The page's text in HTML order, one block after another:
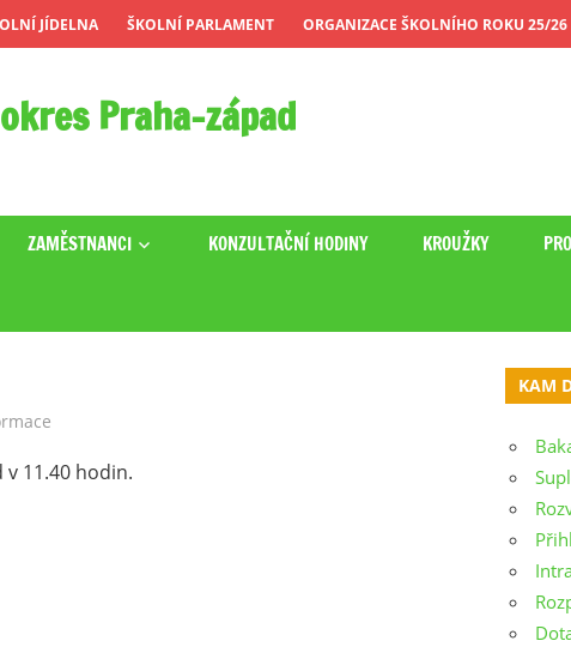
JÍDELNA ŠKOLNÍ PARLAMENT ORGANIZACE ŠKOLNÍHO ROKU 25/26
Praha-západ
ZAMĚSTNANCI KONZULTAČNÍ HODINY KROUŽKY
11.40 hodin.
KAM